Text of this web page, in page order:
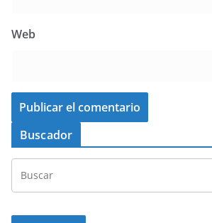
Web
Buscador